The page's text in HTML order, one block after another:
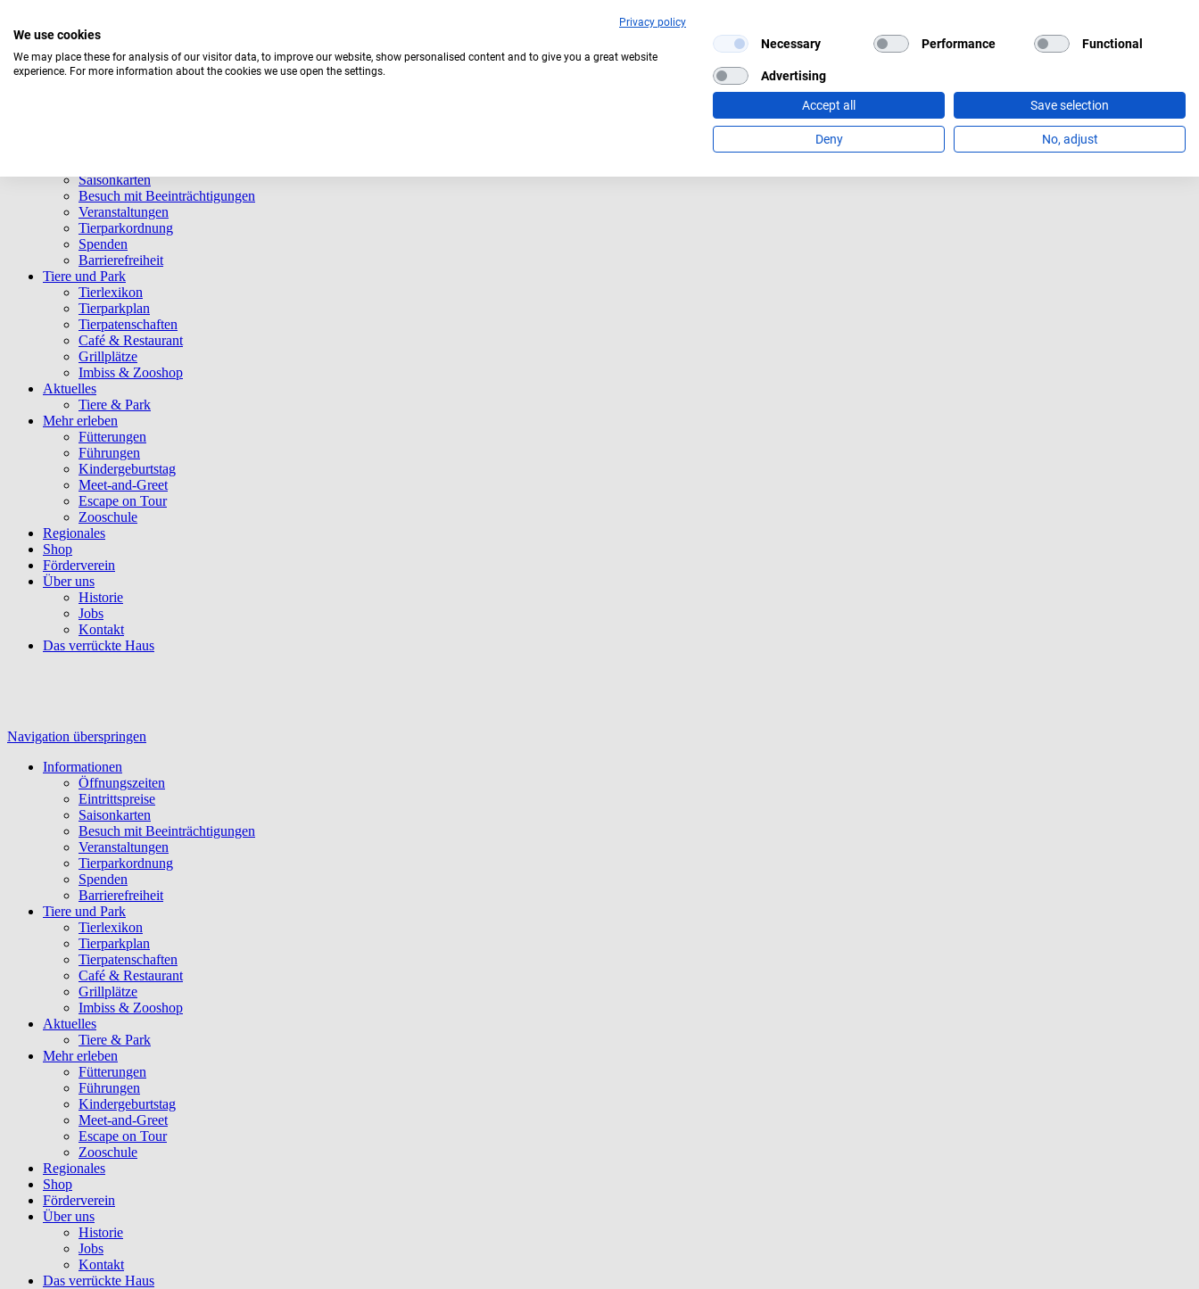
Aktuelles Wetter:16°C Bedeckt
Saisonkarten
Besuch mit Beeinträchtigungen
Veranstaltungen
Tierparkordnung
Spenden
Barrierefreiheit
Tiere und Park
Tierlexikon
Tierparkplan
Tierpatenschaften
Café & Restaurant
Grillplätze
Imbiss & Zooshop
Aktuelles
Tiere & Park
Mehr erleben
Fütterungen
Führungen
Kindergeburtstag
Meet-and-Greet
Escape on Tour
Zooschule
Regionales
Shop
Förderverein
Über uns
Historie
Jobs
Kontakt
Das verrückte Haus
Navigation überspringen
Informationen
Öffnungszeiten
Eintrittspreise
Saisonkarten
Besuch mit Beeinträchtigungen
Veranstaltungen
Tierparkordnung
Spenden
Barrierefreiheit
Tiere und Park
Tierlexikon
Tierparkplan
Tierpatenschaften
Café & Restaurant
Grillplätze
Imbiss & Zooshop
Aktuelles
Tiere & Park
Mehr erleben
Fütterungen
Führungen
Kindergeburtstag
Meet-and-Greet
Escape on Tour
Zooschule
Regionales
Shop
Förderverein
Über uns
Historie
Jobs
Kontakt
Das verrückte Haus
Privacy policy
We use cookies
We may place these for analysis of our visitor data, to improve our website, show personalised content and to give you a great website
experience. For more information about the cookies we use open the settings.
Necessary Performance Functional
Advertising
Accept all Save selection
Deny No, adjust